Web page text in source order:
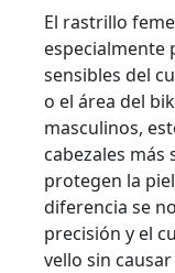
El rastrillo
especialmente
sensibles del
o el área del
masculinos,
cabezales más
protegen la
diferencia se
precisión y el
vello sin